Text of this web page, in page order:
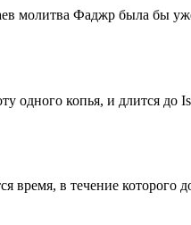
молитва Фаджр была бы
одного копья, и длится до
время, в течение